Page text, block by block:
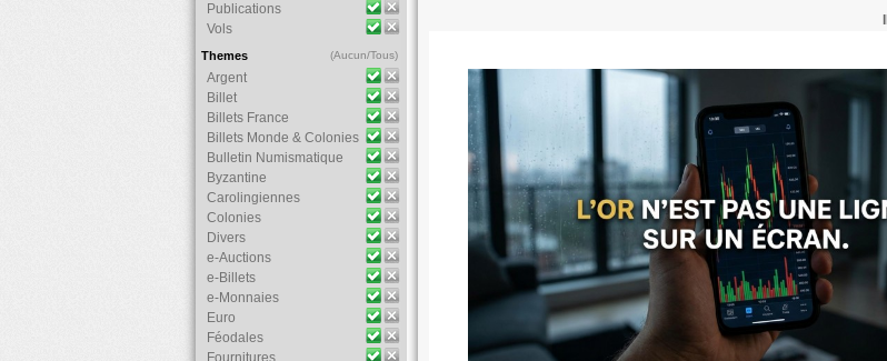
Publications
Vols
Themes (Aucun/Tous)
Argent
Billet
Billets France
Billets Monde & Colonies
Bulletin Numismatique
Byzantine
Carolingiennes
Colonies
Divers
e-Auctions
e-Billets
e-Monnaies
Euro
Féodales
Fournitures